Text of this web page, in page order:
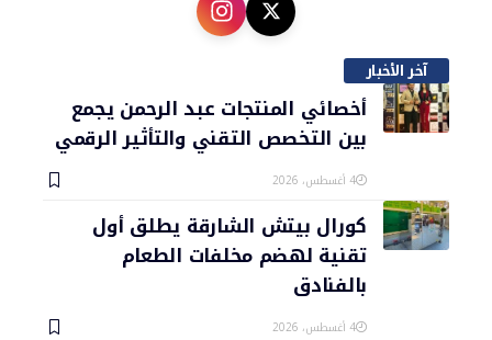
آخر الأخبار
أخصائي المنتجات عبد الرحمن يجمع
بين التخصص التقني والتأثير الرقمي
4 أغسطس، 2026
كورال بيتش الشارقة يطلق أول
تقنية لهضم مخلفات الطعام
بالفنادق
4 أغسطس، 2026